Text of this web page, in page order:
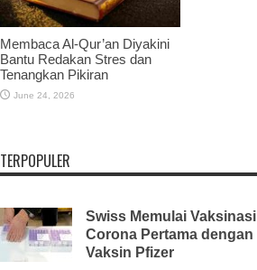
Membaca Al-Qur’an Diyakini
Bantu Redakan Stres dan
Tenangkan Pikiran
June 24, 2026
TERPOPULER
Swiss Memulai Vaksinasi
Corona Pertama dengan
Vaksin Pfizer